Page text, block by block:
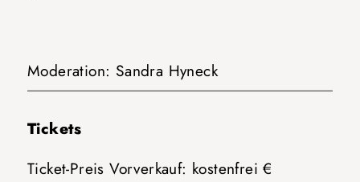
Moderation: Sandra Hyneck
Tickets
Ticket-Preis Vorverkauf: kostenfrei €